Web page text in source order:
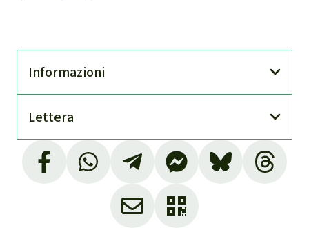
Infor­mazioni
Lettera
In conformità con la legge liberiana sui diritti
fondiari
I critici sottolineano che, nonostante 20 anni
di esperienza e miliardi di euro investiti, i